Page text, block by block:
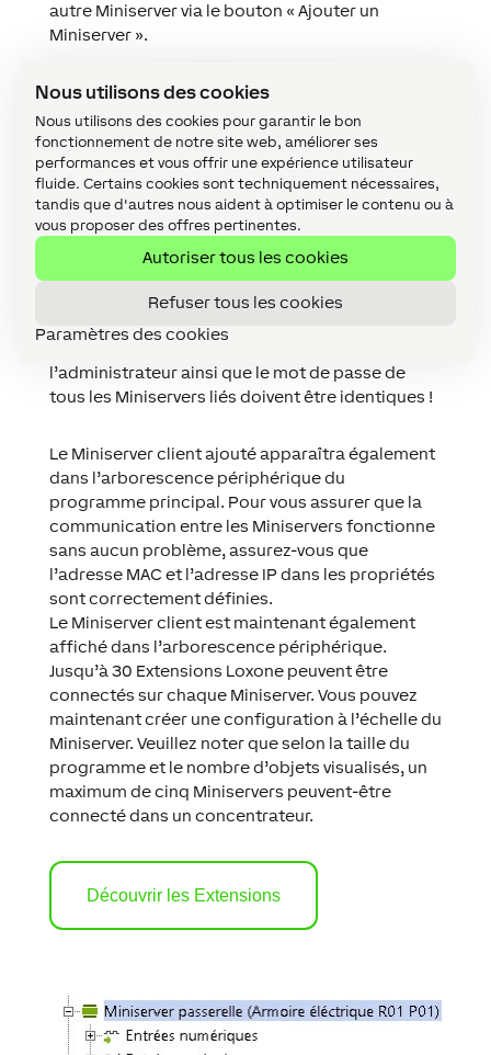
Nous utilisons des cookies
Nous utilisons des cookies pour garantir le bon
fonctionnement de notre site web, améliorer ses
performances et vous offrir une expérience utilisateur
fluide. Certains cookies sont techniquement nécessaires,
tandis que d'autres nous aident à optimiser le contenu ou à
vous proposer des offres pertinentes.
Autoriser tous les cookies
Refuser tous les cookies
Paramètres des cookies
autre Miniserver via le bouton « Ajouter un
Miniserver ».
l’administrateur ainsi que le mot de passe de
tous les Miniservers liés doivent être identiques !
Le Miniserver client ajouté apparaîtra également
dans l’arborescence périphérique du
programme principal. Pour vous assurer que la
communication entre les Miniservers fonctionne
sans aucun problème, assurez-vous que
l’adresse MAC et l’adresse IP dans les propriétés
sont correctement définies.
Le Miniserver client est maintenant également
affiché dans l’arborescence périphérique.
Jusqu’à 30 Extensions Loxone peuvent être
connectés sur chaque Miniserver. Vous pouvez
maintenant créer une configuration à l’échelle du
Miniserver. Veuillez noter que selon la taille du
programme et le nombre d’objets visualisés, un
maximum de cinq Miniservers peuvent-être
connecté dans un concentrateur.
Découvrir les Extensions